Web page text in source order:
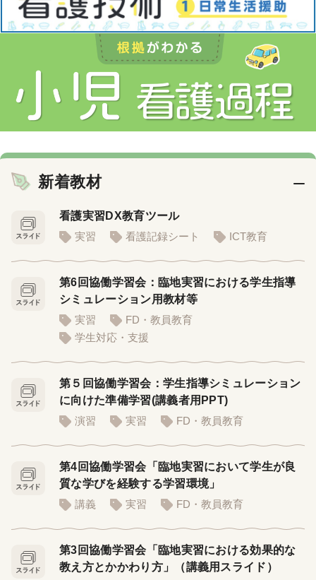
新着教材
看護実習DX教育ツール
実習
看護記録シート ICT教育
第6回協働学習会：臨地実習における学生指導
シミュレーション用教材等
実習
FD・教員教育
学生対応・支援
第５回協働学習会：学生指導シミュレーション
に向けた準備学習(講義者用PPT)
演習
実習 FD・教員教育
第4回協働学習会「臨地実習において学生が良
質な学びを経験する学習環境」
講義
実習 FD・教員教育
第3回協働学習会「臨地実習における効果的な
教え方とかかわり方」（講義用スライド）